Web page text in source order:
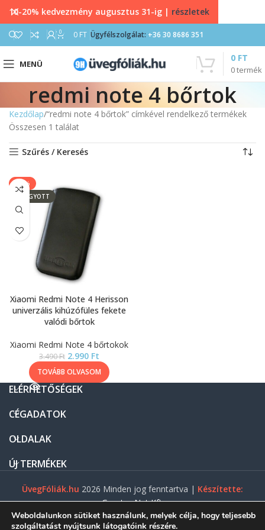
0 0 FT Ügyfélszolgálat: +36 30 8686 351
MENÜ
0termék
0 FT
redmi note 4 bőrtok
Kezdőlap “redmi note 4 bőrtok” címkével rendelkező termékek
Összesen 1 találat
Szűrés / Keresés
-14%
ELFOGYOTT
Xiaomi Redmi Note 4 Herisson
univerzális kihúzófüles fekete
valódi bőrtok
Xiaomi Redmi Note 4 bőrtokok
3.490Ft 2.990 Ft
TOVÁBB OLVASOM
ELÉRHETŐSÉGEK
CÉGADATOK
OLDALAK
ÚJ TERMÉKEK
ÜvegFóliák.hu 2026 Minden jog fenntartva | Készítette:
Gasztro Net Kft.
10-20% kedvezmény augusztus 31-ig | részletek
Weboldalunkon sütiket használunk, melyek célja, hogy teljesebb
szolgáltatást nyújtsunk látogatóink részére.